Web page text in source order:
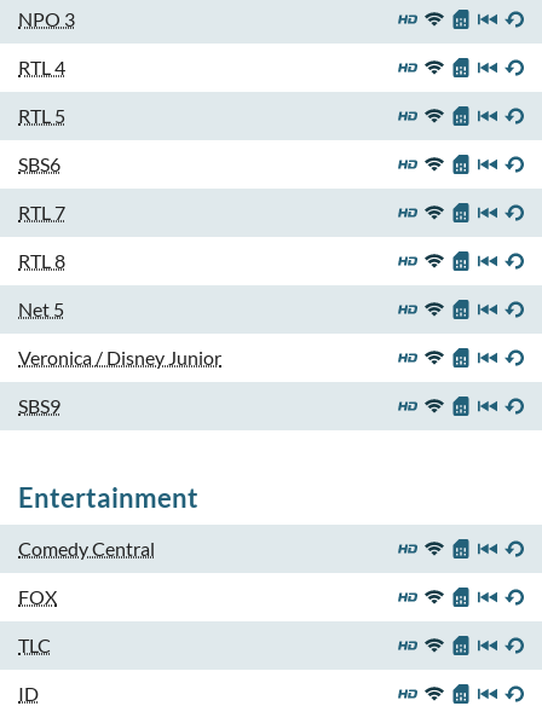
NPO 3
RTL 4
RTL 5
SBS6
RTL 7
RTL 8
Net 5
Veronica / Disney Junior
SBS9
Entertainment
Comedy Central
FOX
TLC
ID